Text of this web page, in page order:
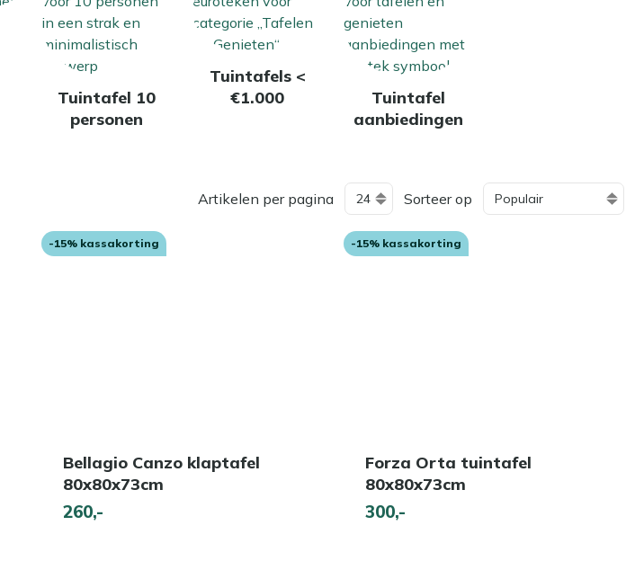
Tuintafel 10
personen
Tuintafels <
€1.000
Tuintafel
aanbiedingen
Artikelen per pagina Sorteer op
-15% kassakorting
Bellagio Canzo klaptafel
80x80x73cm
260,-
-15% kassakorting
Forza Orta tuintafel
80x80x73cm
300,-